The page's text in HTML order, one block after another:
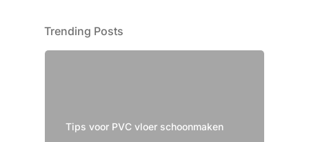
Trending Posts
Tips voor PVC vloer schoonmaken